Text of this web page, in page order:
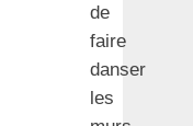
de
faire
danser
les